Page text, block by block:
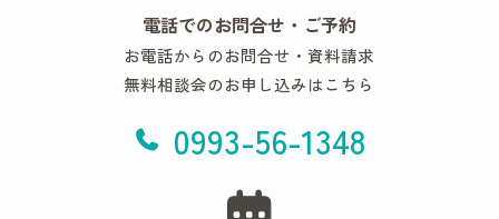
電話でのお問合せ・ご予約
お電話からのお問合せ・資料請求
無料相談会のお申し込みはこちら
0993-56-1348